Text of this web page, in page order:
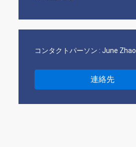
コンタクトパーソン : June Zhao
連絡先